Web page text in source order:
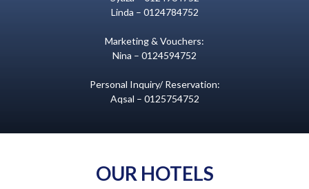
Linda – 0124784752
Marketing & Vouchers:
Nina – 0124594752
Personal Inquiry/ Reservation:
Aqsal – 0125754752
OUR HOTELS